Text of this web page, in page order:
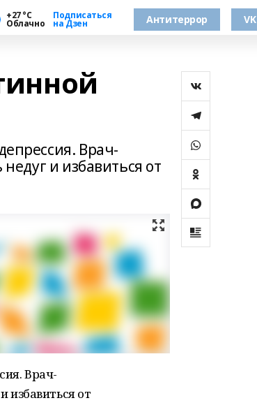
+27 °С
Облачно
Подписаться
на Дзен Антитеррор VK
Врач-
и избавиться от
Врач-
избавиться от